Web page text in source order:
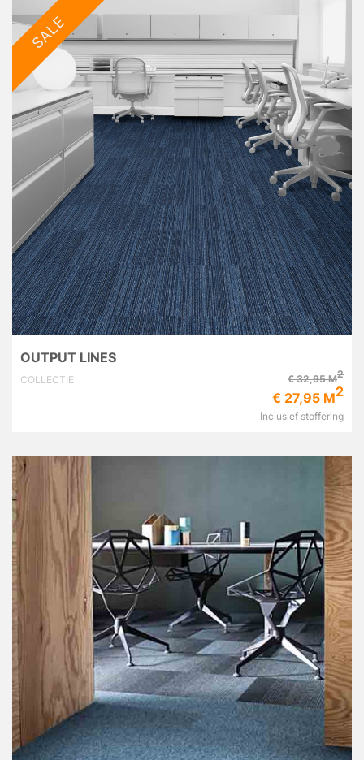
SALE
OUTPUT LINES
COLLECTIE € 32,95 M2
€ 27,95 M2
Inclusief stoffering